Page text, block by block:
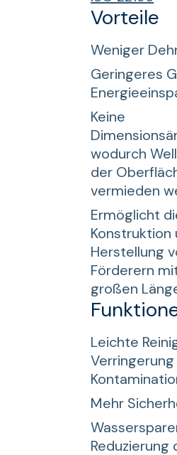
Vorteile
Weniger
Geringeres
Keine
wodurch
der
vermieden
Ermöglicht
Konstruktion
Herstellung
Förderern
großen
Leichte
Mehr
Reduzierung